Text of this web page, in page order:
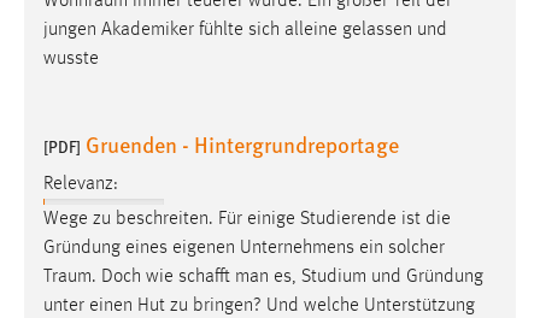
jungen Akademiker fühlte sich alleine gelassen und
wusste
[PDF] Gruenden - Hintergrundreportage
Relevanz:
Wege zu beschreiten. Für einige Studierende ist die
Gründung eines eigenen Unternehmens ein solcher
Traum. Doch wie schafft man es, Studium und Gründung
unter einen Hut zu bringen? Und welche Unterstützung